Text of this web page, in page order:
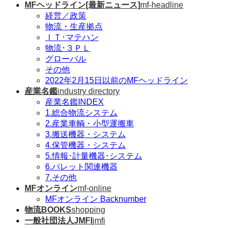
MFヘッドライン[最新ニュース]mf-headline
経営／政策
物流・生産拠点
ＩＴ･マテハン
物流･３ＰＬ
グローバル
その他
2022年2月15日以前のMFヘッドライン
産業名鑑industry directory
産業名鑑INDEX
1.総合物流システム
2.産業車輌・小型運搬車
3.搬送機器・システム
4.保管機器・システム
5.情報･計量機器･システム
6.パレット関連機器
7.その他
MFオンラインmf-online
MFオンライン Backnumber
物流BOOKSshopping
一般社団法人JMFI jmfi